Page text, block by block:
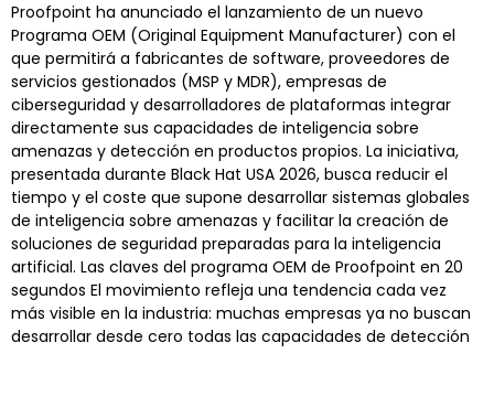
Proofpoint ha anunciado el lanzamiento de un nuevo
Programa OEM (Original Equipment Manufacturer) con el
que permitirá a fabricantes de software, proveedores de
servicios gestionados (MSP y MDR), empresas de
ciberseguridad y desarrolladores de plataformas integrar
directamente sus capacidades de inteligencia sobre
amenazas y detección en productos propios. La iniciativa,
presentada durante Black Hat USA 2026, busca reducir el
tiempo y el coste que supone desarrollar sistemas globales
de inteligencia sobre amenazas y facilitar la creación de
soluciones de seguridad preparadas para la inteligencia
artificial. Las claves del programa OEM de Proofpoint en 20
segundos El movimiento refleja una tendencia cada vez
más visible en la industria: muchas empresas ya no buscan
desarrollar desde cero todas las capacidades de detección